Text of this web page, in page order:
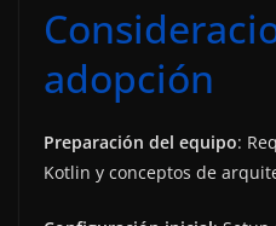
adopción
Preparación del equipo:
Kotlin y conceptos de